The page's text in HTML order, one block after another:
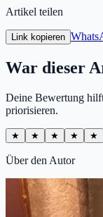
Artikel teilen
Link kopieren
War dieser
Deine Bewertung
priorisieren.
★ ★ ★ ★ ★
Über den Autor